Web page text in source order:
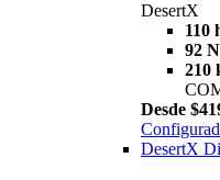
DesertX
110
92
210
Desde
DesertX